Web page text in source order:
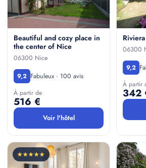
Beautiful and cozy place in
the center of Nice
06300 Nice
9,2 Fabuleux · 100 avis
À partir de
516 €
Voir l'hôtel
06300
9,2
À partir
342
★★★★★